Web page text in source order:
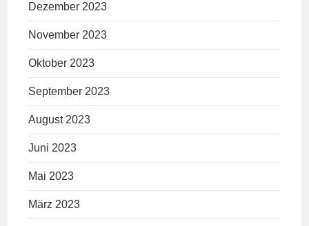
Dezember 2023
November 2023
Oktober 2023
September 2023
August 2023
Juni 2023
Mai 2023
März 2023